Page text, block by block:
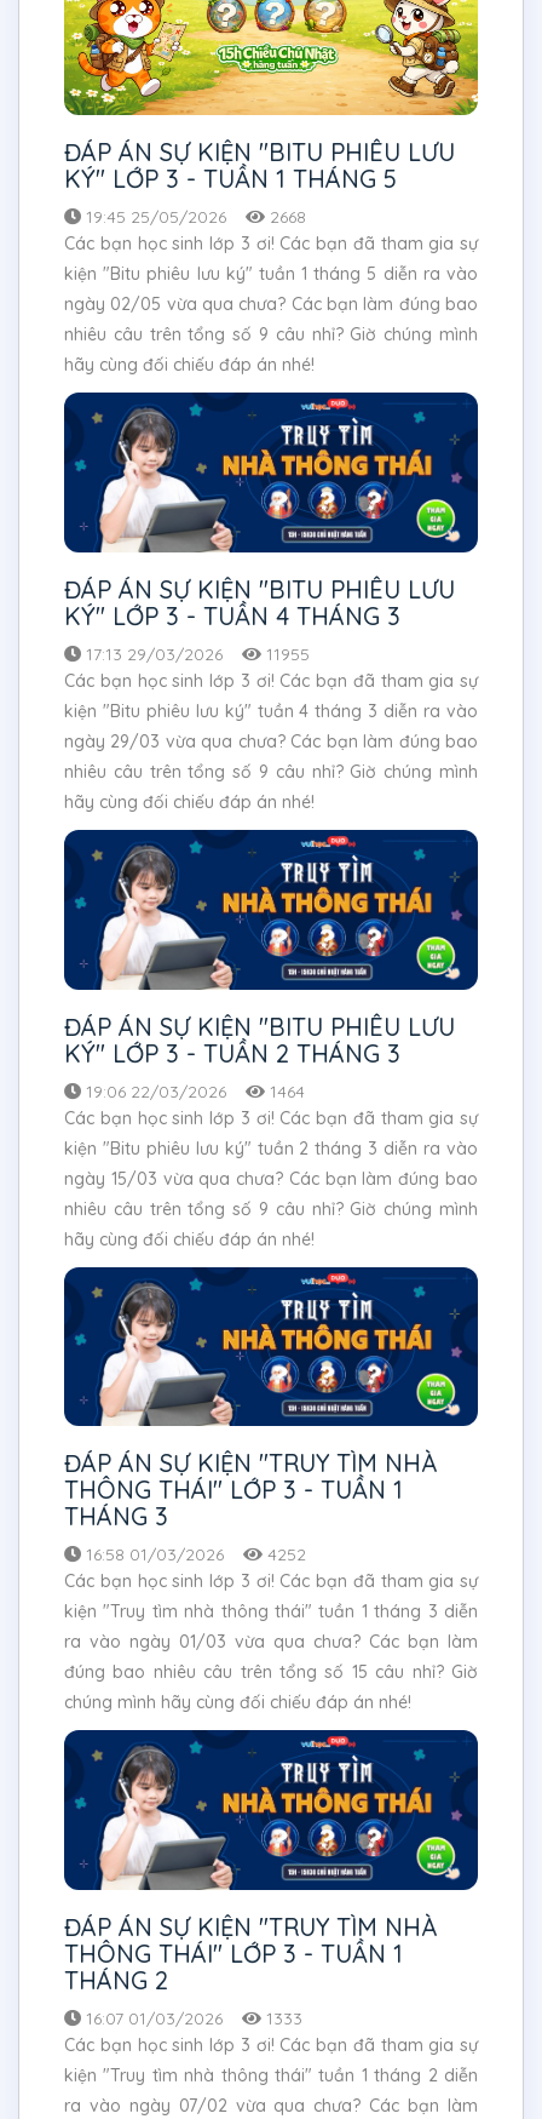
ĐÁP ÁN SỰ KIỆN "BITU PHIÊU LƯU
KÝ" LỚP 3 - TUẦN 1 THÁNG 5
19:45 25/05/2026
2668
Các bạn học sinh lớp 3 ơi! Các bạn đã tham gia sự
kiện "Bitu phiêu lưu ký" tuần 1 tháng 5 diễn ra vào
ngày 02/05 vừa qua chưa? Các bạn làm đúng bao
nhiêu câu trên tổng số 9 câu nhỉ? Giờ chúng mình
hãy cùng đối chiếu đáp án nhé!
ĐÁP ÁN SỰ KIỆN "BITU PHIÊU LƯU
KÝ" LỚP 3 - TUẦN 4 THÁNG 3
17:13 29/03/2026
11955
Các bạn học sinh lớp 3 ơi! Các bạn đã tham gia sự
kiện "Bitu phiêu lưu ký" tuần 4 tháng 3 diễn ra vào
ngày 29/03 vừa qua chưa? Các bạn làm đúng bao
nhiêu câu trên tổng số 9 câu nhỉ? Giờ chúng mình
hãy cùng đối chiếu đáp án nhé!
ĐÁP ÁN SỰ KIỆN "BITU PHIÊU LƯU
KÝ" LỚP 3 - TUẦN 2 THÁNG 3
19:06 22/03/2026
1464
Các bạn học sinh lớp 3 ơi! Các bạn đã tham gia sự
kiện "Bitu phiêu lưu ký" tuần 2 tháng 3 diễn ra vào
ngày 15/03 vừa qua chưa? Các bạn làm đúng bao
nhiêu câu trên tổng số 9 câu nhỉ? Giờ chúng mình
hãy cùng đối chiếu đáp án nhé!
ĐÁP ÁN SỰ KIỆN "TRUY TÌM NHÀ
THÔNG THÁI" LỚP 3 - TUẦN 1
THÁNG 3
16:58 01/03/2026
4252
Các bạn học sinh lớp 3 ơi! Các bạn đã tham gia sự
kiện "Truy tìm nhà thông thái" tuần 1 tháng 3 diễn
ra vào ngày 01/03 vừa qua chưa? Các bạn làm
đúng bao nhiêu câu trên tổng số 15 câu nhỉ? Giờ
chúng mình hãy cùng đối chiếu đáp án nhé!
ĐÁP ÁN SỰ KIỆN "TRUY TÌM NHÀ
THÔNG THÁI" LỚP 3 - TUẦN 1
THÁNG 2
16:07 01/03/2026
1333
Các bạn học sinh lớp 3 ơi! Các bạn đã tham gia sự
kiện "Truy tìm nhà thông thái" tuần 1 tháng 2 diễn
ra vào ngày 07/02 vừa qua chưa? Các bạn làm